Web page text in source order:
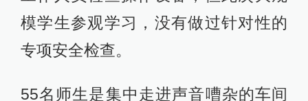
模学生参观学习，没有做过针对性的
专项安全检查。
55名师生是集中走进声音嘈杂的车间